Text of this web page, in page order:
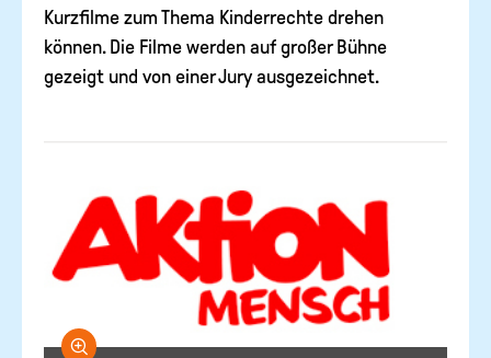
Kurzfilme zum Thema Kinderrechte drehen
können. Die Filme werden auf großer Bühne
gezeigt und von einer Jury ausgezeichnet.
Bild vergrößern